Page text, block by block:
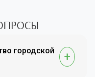
городской
+